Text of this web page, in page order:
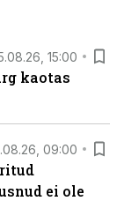
15:00
kaotas
09:00
ei ole